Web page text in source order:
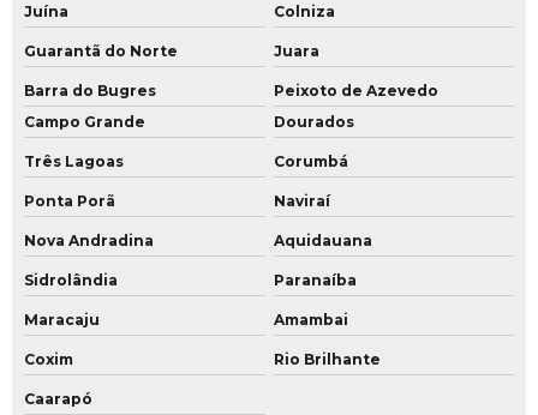
Juína Colniza
Guarantã do Norte Juara
Barra do Bugres
Peixoto de Azevedo
Campo Grande
Dourados
Três Lagoas Corumbá
Ponta Porã Naviraí
Nova Andradina Aquidauana
Sidrolândia Paranaíba
Maracaju Amambai
Coxim Rio Brilhante
Caarapó